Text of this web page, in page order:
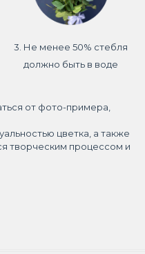
3. Не менее 50% стебля
должно быть в воде
от фото-примера,
цветка, а также
творческим процессом и